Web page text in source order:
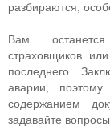
разбираются,
Вам
страховщиков
последнего.
аварии,
содержанием
задавайте